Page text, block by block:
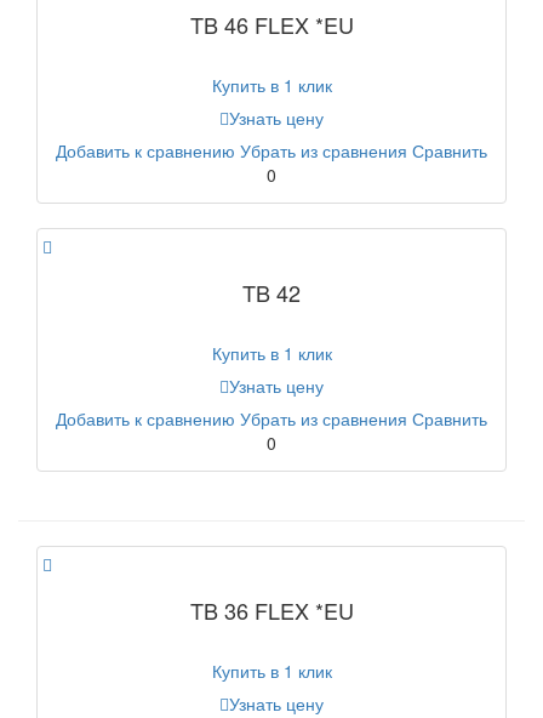
TB 46 FLEX *EU
Купить в 1 клик
Узнать цену
Добавить к сравнению Убрать из сравнения Сравнить
0
TB 42
Купить в 1 клик
Узнать цену
Добавить к сравнению Убрать из сравнения Сравнить
0
TB 36 FLEX *EU
Купить в 1 клик
Узнать цену